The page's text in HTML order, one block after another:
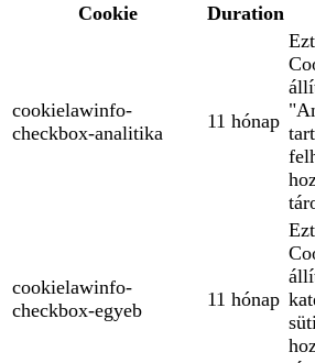
Cookie
Duration
cookielawinfo-
checkbox-analitika
11 hónap
cookielawinfo-
checkbox-egyeb
11 hónap